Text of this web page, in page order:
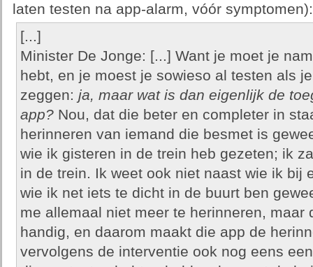
laten testen na app-alarm, vóór symptomen):
[...]
Minister De Jonge: [...] Want je moet je
hebt, en je moest je sowieso al testen als
zeggen: ja, maar wat is dan eigenlijk de
app?Nou, dat die beter en completer in
herinneren van iemand die besmet is
wie ik gisteren in de trein heb gezeten; ik
in de trein. Ik weet ook niet naast wie ik bij
wie ik net iets te dicht in de buurt ben
me allemaal niet meer te herinneren, maar
handig, en daarom maakt die app de
vervolgens de interventie ook nog eens